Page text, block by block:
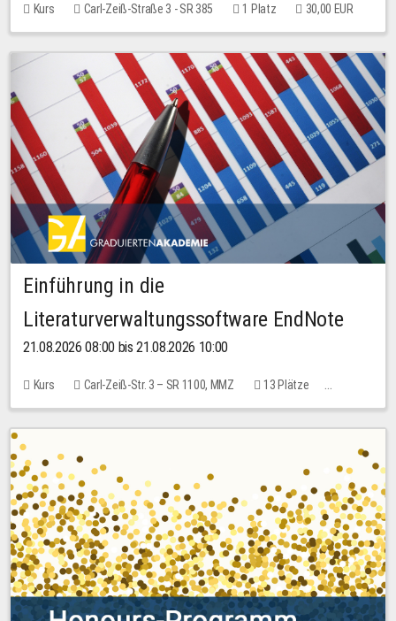
Kurs Carl-Zeiß-Straße 3 - SR 385 1 Platz 30,00 EUR
Einführung in die
Literaturverwaltungssoftware EndNote
21.08.2026 08:00 bis 21.08.2026 10:00
Kurs Carl-Zeiß-Str. 3 – SR 1100, MMZ
13 Plätze
10,00 EUR